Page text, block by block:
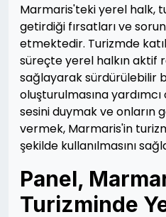
Marmaris'teki yerel halk,
getirdiği fırsatları ve
etmektedir. Turizmde
süreçte yerel halkın aktif
sağlayarak sürdürülebilir
oluşturulmasına
sesini duymak ve onların
vermek, Marmaris'in
şekilde kullanılmasını
Panel,
Turizminde